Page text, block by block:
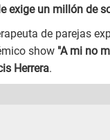
le exige un millón de
de parejas
show "A mi no
Herrera.